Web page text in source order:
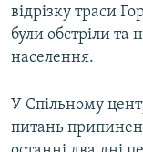
відрізку траси
були обстріли та
населення.
У Спільному
питань